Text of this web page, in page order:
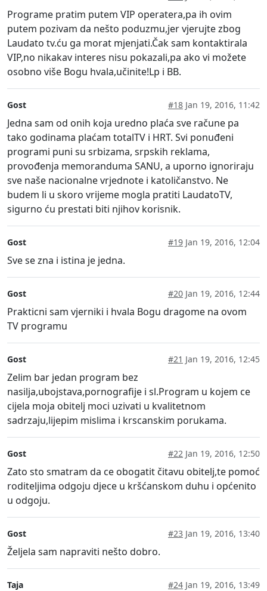
Programe pratim putem VIP operatera,pa ih ovim
putem pozivam da nešto poduzmu,jer vjerujte zbog
Laudato tv.ću ga morat mjenjati.Čak sam kontaktirala
VIP,no nikakav interes nisu pokazali,pa ako vi možete
osobno više Bogu hvala,učinite!Lp i BB.
Gost #18 Jan 19, 2016, 11:42
Jedna sam od onih koja uredno plaća sve račune pa
tako godinama plaćam totalTV i HRT. Svi ponuđeni
programi puni su srbizama, srpskih reklama,
provođenja memoranduma SANU, a uporno ignoriraju
sve naše nacionalne vrjednote i katoličanstvo. Ne
budem li u skoro vrijeme mogla pratiti LaudatoTV,
sigurno ću prestati biti njihov korisnik.
Gost #19 Jan 19, 2016, 12:04
Sve se zna i istina je jedna.
Gost #20 Jan 19, 2016, 12:44
Prakticni sam vjerniki i hvala Bogu dragome na ovom
TV programu
Gost #21 Jan 19, 2016, 12:45
Zelim bar jedan program bez
nasilja,ubojstava,pornografije i sl.Program u kojem ce
cijela moja obitelj moci uzivati u kvalitetnom
sadrzaju,lijepim mislima i krscanskim porukama.
Gost #22 Jan 19, 2016, 12:50
Zato sto smatram da ce obogatit čitavu obitelj,te pomoć
roditeljima odgoju djece u kršćanskom duhu i općenito
u odgoju.
Gost #23 Jan 19, 2016, 13:40
Željela sam napraviti nešto dobro.
Taja #24 Jan 19, 2016, 13:49